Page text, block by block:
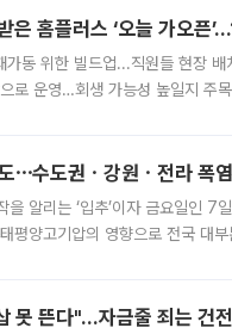
홈플러스 ‘오늘 가오픈
동 위한 빌드업...직원들 현장 배
로 운영…회생 가능성 높일지 주
⋯수도권ㆍ강원ㆍ전라 폭
을 알리는 ‘입추’이자 금요일인
평양고기압의 영향으로 전국 대
못 뜬다"…자금줄 죄는 건